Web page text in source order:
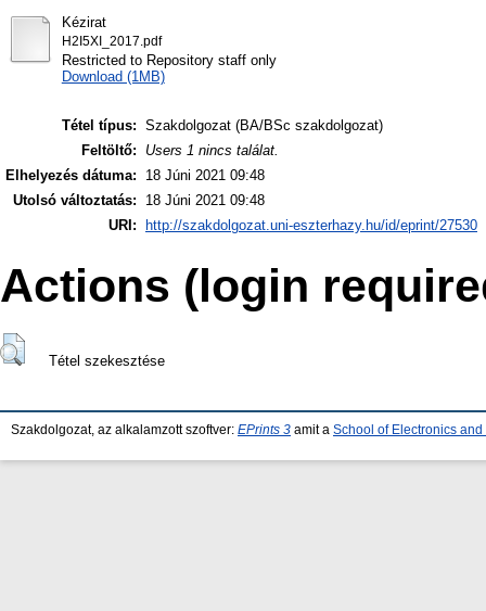
Kézirat
H2I5XI_2017.pdf
Restricted to Repository staff only
Download (1MB)
Tétel típus: Szakdolgozat (BA/BSc szakdolgozat)
Feltöltő:
Users 1 nincs találat.
Elhelyezés dátuma:
18 Júni 2021 09:48
Utolsó változtatás:
18 Júni 2021 09:48
URI:
http://szakdolgozat.uni-eszterhazy.hu/id/eprint/27530
Actions (login
Tétel szekesztése
Szakdolgozat, az alkalamzott szoftver: EPrints 3 amit a School of Electronics